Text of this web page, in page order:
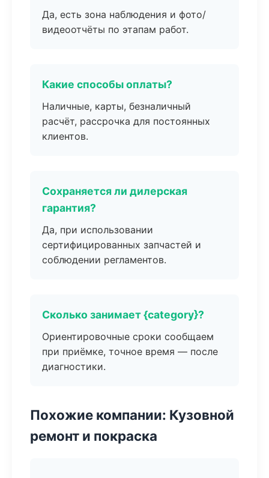
Да, есть зона наблюдения и фото/
видеоотчёты по этапам работ.
Какие способы оплаты?
Наличные, карты, безналичный
расчёт, рассрочка для постоянных
клиентов.
Сохраняется ли дилерская
гарантия?
Да, при использовании
сертифицированных запчастей и
соблюдении регламентов.
Сколько занимает {category}?
Ориентировочные сроки сообщаем
при приёмке, точное время — после
диагностики.
Похожие компании: Кузовной
ремонт и покраска